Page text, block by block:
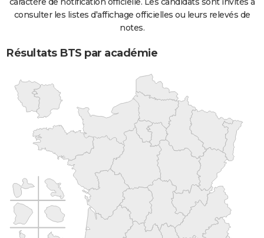
consulter les listes d'affichage officielles ou leurs relevés de
notes.
Résultats BTS par académie